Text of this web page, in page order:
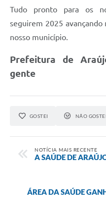
Serviços Online
Transparência
Enquete
Agenda
Contato
Tudo pronto para os
seguirem 2025
nosso município.
Prefeitura de
gente
GOSTEI NÃO GOSTEI
NOTÍCIA MAIS RECENTE
A SAÚDE DE
ÁREA DA SAÚDE